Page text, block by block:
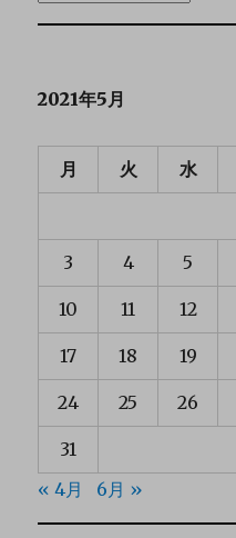
2021年5月
月 火 水
3 4 5
10 11 12
17 18 19
24 25 26
31
« 4月
6月 »